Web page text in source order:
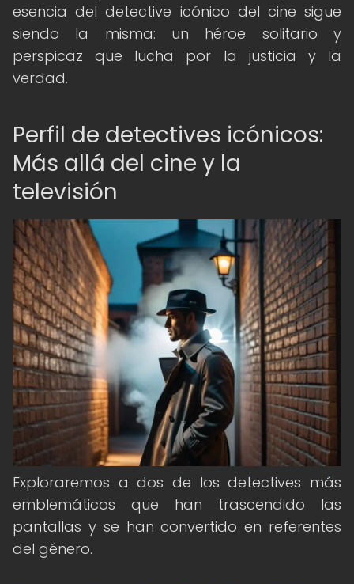
esencia del detective icónico del cine sigue
siendo la misma: un héroe solitario y
perspicaz que lucha por la justicia y la
verdad.
Perfil de detectives icónicos:
Más allá del cine y la
televisión
Exploraremos a dos de los detectives más
emblemáticos que han trascendido las
pantallas y se han convertido en referentes
del género.